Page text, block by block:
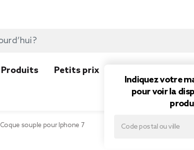
Indiquez votre
pour voir la
Produits Petits prix
Coque souple pour Iphone 7